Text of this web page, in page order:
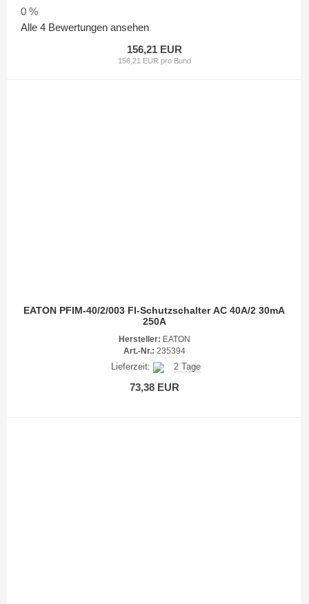
0 %
Alle 4 Bewertungen ansehen
156,21 EUR
156,21 EUR pro Bund
EATON PFIM-40/2/003 FI-Schutzschalter AC 40A/2 30mA
250A
Hersteller: EATON
Art.-Nr.: 235394
Lieferzeit: 2 Tage
73,38 EUR